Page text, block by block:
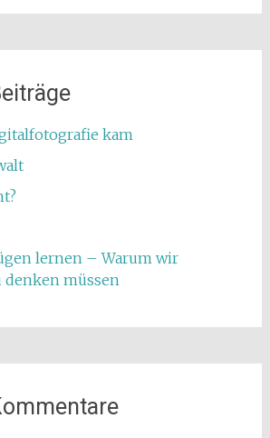
kam
lernen – Warum wir
denken müssen